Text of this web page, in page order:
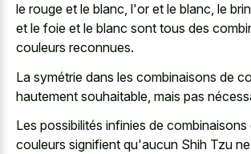
le rouge et le blanc, l'or et le blanc, le
et le foie et le blanc sont tous des
couleurs reconnues.
La symétrie dans les combinaisons de
hautement souhaitable, mais pas
Les possibilités infinies de
couleurs signifient qu'aucun Shih Tzu